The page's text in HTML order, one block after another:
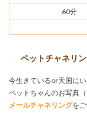
60分
ペットチャネリ
今生きているor天国に
ペットちゃんのお写真
メールチャネリングを